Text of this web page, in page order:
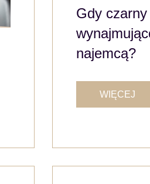
Gdy
najemcą?
WIĘCEJ